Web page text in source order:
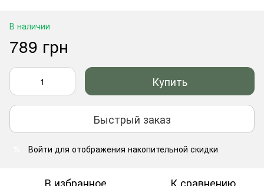
В наличии
789 грн
Купить
Быстрый заказ
Войти для отображения накопительной скидки
В избранное К сравнению